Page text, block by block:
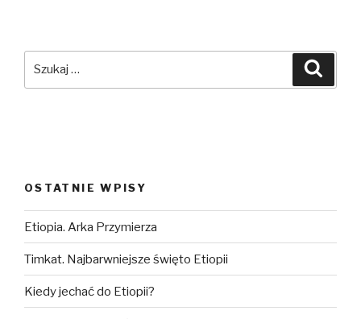
OSTATNIE WPISY
Etiopia. Arka Przymierza
Timkat. Najbarwniejsze święto Etiopii
Kiedy jechać do Etiopii?